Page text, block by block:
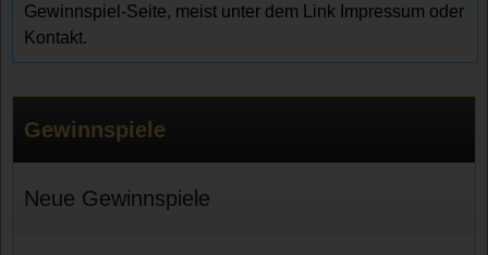
Gewinnspiel-Seite, meist unter dem Link Impressum oder
Kontakt.
Gewinnspiele
Neue Gewinnspiele